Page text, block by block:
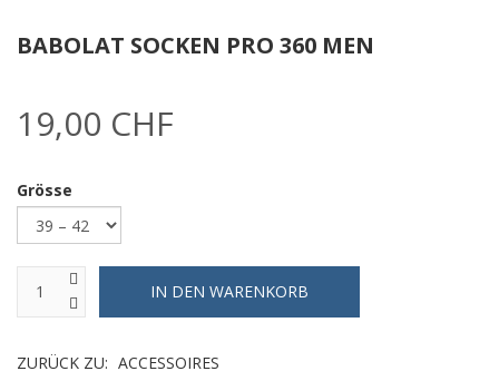
BABOLAT SOCKEN PRO 360 MEN
19,00 CHF
Grösse
ZURÜCK ZU: ACCESSOIRES